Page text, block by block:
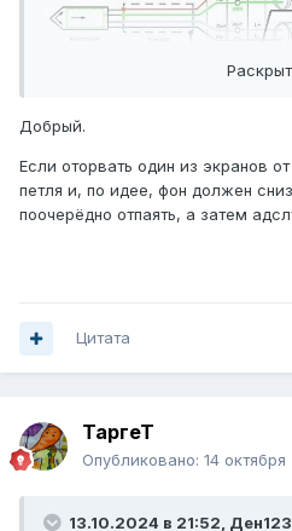
Добрый.
Если оторвать один из экранов
петля и, по идее, фон должен
поочерёдно отпаять, а затем
Цитата
ТаргеТ
Опубликовано: 14
13.10.2024 в 21:52, Ден123